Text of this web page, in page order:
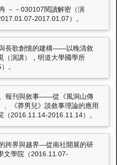
－－030107閱讀解密（演
2017.01.07）。
長歌創憶的建構——以晚清敘
（演講），明道大學國學所
。
報刊與敘事——從《風洞山傳
、《莽男兒》談敘事理論的應用
（2016.11.14-2016.11.14）。
跨界與越界—從南社開展的研
文學院（2016.11.07-